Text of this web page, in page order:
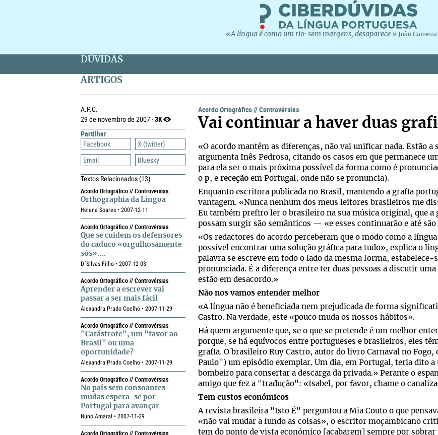
«A língua é como um rio: sem margens, desaparece.» João Carreira
DÚVIDAS
ARTIGOS
A.P.C.
29 de novembro de 2007 ·3K
Partilhar
Facebook
X (twitter)
Email
Bluesky
Textos Relacionados(13)
Acordo Ortográfico // Controvérsias
Orthographia da Lingoa
Helena Soares • 2007-12-11
Acordo Ortográfico // Controvérsias
Que se cuidem os defensores
do caduco «orgulhosamente
sós»….
D´Silvas Filho • 2007-12-03
Acordo Ortográfico // Controvérsias
Aprender a escrever vai
passar a ser mais fácil
Alexandra Prado Coelho • 2007-11-29
Acordo Ortográfico // Controvérsias
"Catástrofe", um "favor ao
Brasil" ou uma
oportunidade?
Alexandra Prado Coelho • 2007-11-29
Acordo Ortográfico // Controvérsias
No país sem consoantes
mudas espera-se por
Portugal para avançar
Nuno Amaral • 2007-11-29
Acordo Ortográfico // Controvérsias
Acordo Ortográfico//Controvérsias
Vai continuar a haver duas
«O acordo mantém as diferenças, não vai unificar nada. Estão
argumenta Inês Pedrosa, citando os casos em que permanece
para ela ser o mais próxima possível da forma como é
o p, e receção em Portugal, onde não se pronuncia).
Enquanto escritora publicada no Brasil, mantendo a grafia
vantagem. «Nunca nenhum dos meus leitores brasileiros me
Eu também prefiro ler o brasileiro na sua música original, que a
possam surgir são semânticos — «e esses continuarão e até
«Os redactores do acordo perceberam que o modo como a
possível encontrar uma solução gráfica para tudo», explica o
palavra se escreve em todo o lado da mesma forma, estabelece-
pronunciada. É a diferença entre ter duas pessoas a discutir
estão em desacordo.»
Não nos vamos entender melhor
«A língua não é beneficiada nem prejudicada de forma
Castro. Na verdade, este «pouco muda os nossos hábitos».
Há quem argumente que, se o que se pretende é um melhor
porque, se há equívocos entre portugueses e brasileiros, eles
grafia. O brasileiro Ruy Castro, autor do livro Carnaval no Fogo,
Paulo") um episódio exemplar. Um dia, em Portugal, teria dito
bombeiro para consertar a descarga da privada.» Perante o
amigo que fez a "tradução": «Isabel, por favor, chame o
Tem custos económicos
A revista brasileira "Isto É" perguntou a Mia Couto o que
«não vai mudar a fundo as coisas», o escritor moçambicano
tem do ponto de vista económico [acabarem] sempre por sobrar